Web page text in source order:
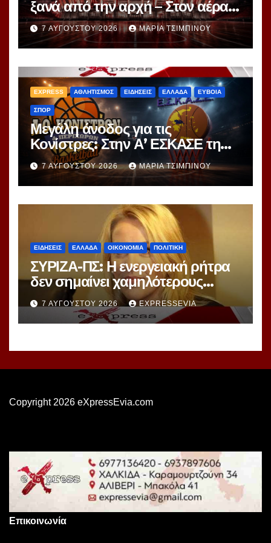
ξανά από την αρχή – Στον αέρα ο
διαγωνισμός των 24,8 εκατ.
7 ΑΥΓΟΎΣΤΟΥ 2026 ΜΑΡΊΑ ΤΣΙΜΠΙΝΟΎ
EXPRESS ΑΘΛΗΤΙΣΜΟΣ ΕΙΔΗΣΕΙΣ ΕΛΛΑΔΑ ΕΥΒΟΙΑ
ΣΠΟΡ
Μεγάλη άνοδος για τις
Κονίστρες: Στην Α’ ΕΣΚΑΣΕ τη
νέα σεζόν – Αυτές είναι οι 12
ομάδες!
7 ΑΥΓΟΎΣΤΟΥ 2026 ΜΑΡΊΑ ΤΣΙΜΠΙΝΟΎ
ΕΙΔΗΣΕΙΣ ΕΛΛΑΔΑ ΟΙΚΟΝΟΜΙΑ ΠΟΛΙΤΙΚΗ
ΣΥΡΙΖΑ-ΠΣ: Η ενεργειακή ρήτρα
δεν σημαίνει χαμηλότερους
λογαριασμούς ούτε σβήνει 7
χρόνια ενεργειακής ακρίβειας
7 ΑΥΓΟΎΣΤΟΥ 2026 EXPRESSEVIA
Copyright 2026 eXpressEvia.com
Επικοινωνία